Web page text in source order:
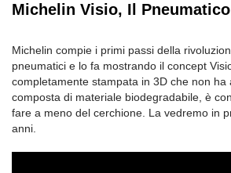
Michelin Visio, Il
Michelin compie i primi passi della
pneumatici e lo fa mostrando il concept
completamente stampata in 3D che non ha
composta di materiale biodegradabile, è
fare a meno del cerchione. La vedremo in
anni.